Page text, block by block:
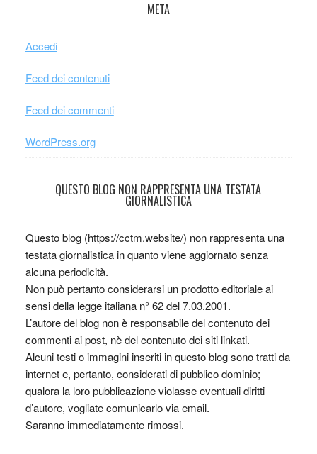
META
Accedi
Feed dei contenuti
Feed dei commenti
WordPress.org
QUESTO BLOG NON RAPPRESENTA UNA TESTATA
GIORNALISTICA
Questo blog (https://cctm.website/) non rappresenta una
testata giornalistica in quanto viene aggiornato senza
alcuna periodicità.
Non può pertanto considerarsi un prodotto editoriale ai
sensi della legge italiana n° 62 del 7.03.2001.
L’autore del blog non è responsabile del contenuto dei
commenti ai post, nè del contenuto dei siti linkati.
Alcuni testi o immagini inseriti in questo blog sono tratti da
internet e, pertanto, considerati di pubblico dominio;
qualora la loro pubblicazione violasse eventuali diritti
d’autore, vogliate comunicarlo via email.
Saranno immediatamente rimossi.